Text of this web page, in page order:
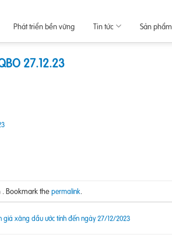
Phát triển bền vững Tin tức Sản phẩm
27.12.23
. Bookmark thepermalink.
giá xăng dầu ước tính đến ngày 27/12/2023